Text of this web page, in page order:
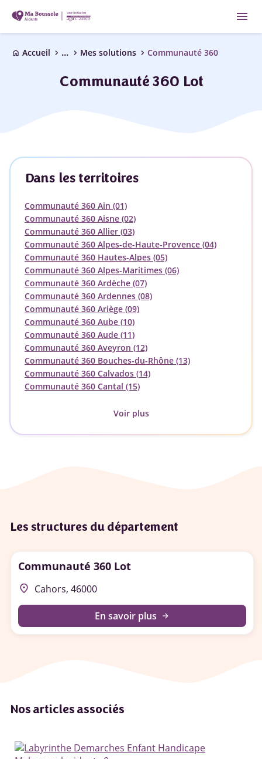
menu
home Accueil chevron_right ... chevron_right Mes solutions chevron_right Communauté 360
Communauté 360 Lot
Dans les territoires
Communauté 360 Ain (01)
Communauté 360 Aisne (02)
Communauté 360 Allier (03)
Communauté 360 Alpes-de-Haute-Provence (04)
Communauté 360 Hautes-Alpes (05)
Communauté 360 Alpes-Maritimes (06)
Communauté 360 Ardèche (07)
Communauté 360 Ardennes (08)
Communauté 360 Ariège (09)
Communauté 360 Aube (10)
Communauté 360 Aude (11)
Communauté 360 Aveyron (12)
Communauté 360 Bouches-du-Rhône (13)
Communauté 360 Calvados (14)
Communauté 360 Cantal (15)
Voir plus
Les structures du département
Communauté 360 Lot
place Cahors, 46000
En savoir plus arrow_forward
Nos articles associés